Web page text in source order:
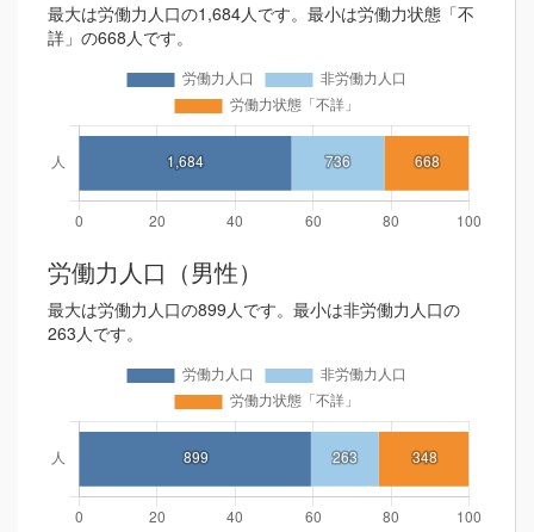
最大は労働力人口の1,684人です。最小は労働力状態「不
詳」の668人です。
労働力人口（男性）
最大は労働力人口の899人です。最小は非労働力人口の
263人です。